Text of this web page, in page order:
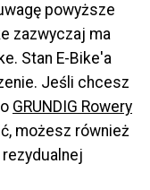
powyższe
zazwyczaj ma
Stan E-Bike'a
Jeśli chcesz
GRUNDIG Rowery
możesz również